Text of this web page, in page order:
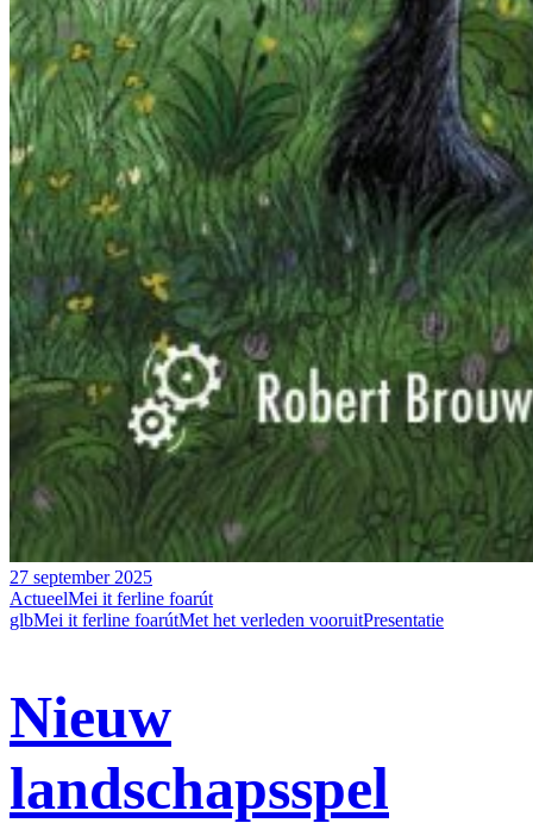
27 september 2025
ActueelMei it ferline foarút
glbMei it ferline foarútMet het verleden vooruitPresentatie
Nieuw
landschapsspel